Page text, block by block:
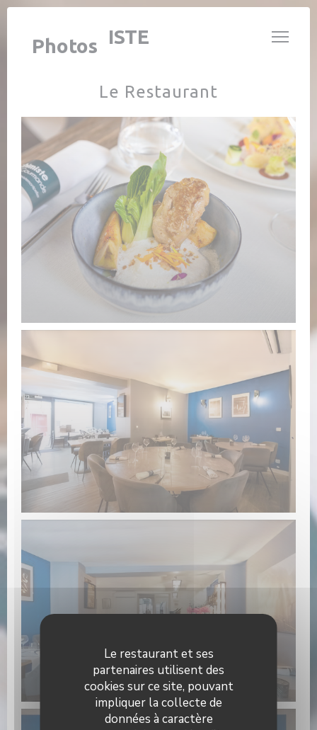
Personnalisation de vos choix en matière de cookies
Le restaurant et ses
partenaires utilisent des
cookies sur ce site, pouvant
impliquer la collecte de
données à caractère
L’ALCHIMISTE
Photos
Le Restaurant